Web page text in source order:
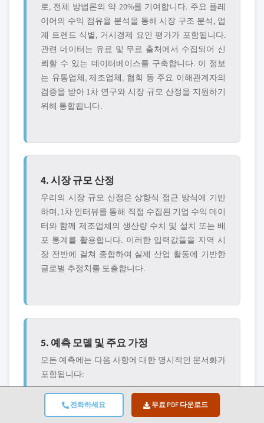
전화하세요 무료 PDF 다운로드
로, 전체 방법론의 약 20%를 기여합니다. 주요 플레
이어의 수익 점유율 분석을 통해 시장 구조 분석, 업
계 트렌드 식별, 거시경제 요인 평가가 포함됩니다.
관련 데이터는 유료 및 무료 출처에서 수집되어 신
뢰할 수 있는 데이터베이스를 구축합니다. 이 정보
는 유통업체, 제조업체, 협회 등 주요 이해관계자의
검증을 받아 1차 연구와 시장 규모 산정을 지원하기
위해 통합됩니다.
4. 시장 규모 산정
우리의 시장 규모 산정은 상향식 접근 방식에 기반
하며, 1차 인터뷰를 통해 직접 수집된 기업 수익 데이
터와 함께 제조업체의 생산량 수치 및 설치 또는 배
포 통계를 활용합니다. 이러한 입력값들을 지역 시
장 전반에 걸쳐 종합하여 실제 산업 활동에 기반한
글로벌 추정치를 도출합니다.
5. 예측 모델 및 주요 가정
모든 예측에는 다음 사항에 대한 명시적인 문서화가
포함됩니다:
✓ 핵심 성장 원동력 및 가
정된 영향
✓ 저해 요인 및 완화 시나
리오